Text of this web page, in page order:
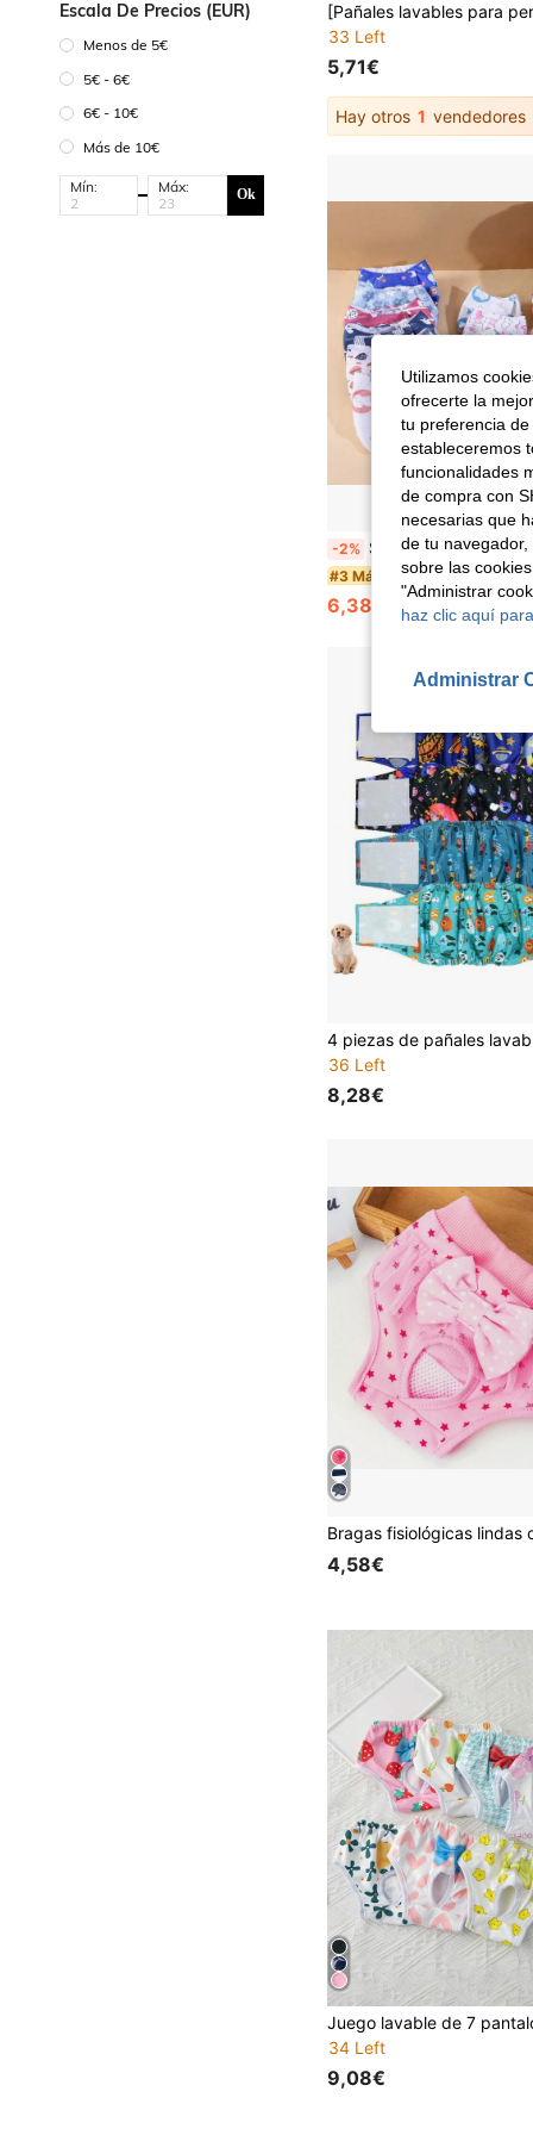
Escala De Precios (EUR)
Menos de 5€
5€ - 6€
6€ - 10€
Más de 10€
Mín: Máx: Ok
33 Left
5,71€
Hay otros 1 vendedores
-2% Set de 3 piezas de pañales para perros machos - Pañales de alta absorción para perros machos (Paquete de 3) - Banda de vientre lavable para
#3 Más vendidos
6,38€ 6,57€
36 Left
8,28€
4,58€
34 Left
9,08€
Utilizamos
ofrecerte la
tu preferencia
estableceremos
funcionalidades
de compra con
necesarias que
de tu
sobre las
"Administrar
haz clic aquí
Administrar